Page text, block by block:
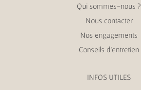
Qui sommes-nous ?
Nous contacter
Nos engagements
Conseils d’entretien
INFOS UTILES